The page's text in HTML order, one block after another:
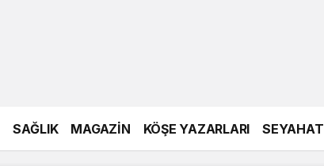
SAĞLIK MAGAZİN KÖŞE YAZARLARI SEYAHAT